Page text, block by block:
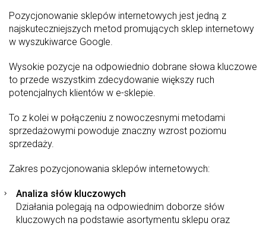
Pozycjonowanie sklepów internetowych jest jedną z
najskuteczniejszych metod promujących sklep internetowy
w wyszukiwarce Google.
Wysokie pozycje na odpowiednio dobrane słowa kluczowe
to przede wszystkim zdecydowanie większy ruch
potencjalnych klientów w e-sklepie.
To z kolei w połączeniu z nowoczesnymi metodami
sprzedażowymi powoduje znaczny wzrost poziomu
sprzedaży.
Zakres pozycjonowania sklepów internetowych:
Analiza słów kluczowych
Działania polegają na odpowiednim doborze słów
kluczowych na podstawie asortymentu sklepu oraz